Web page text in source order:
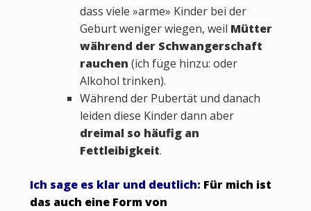
dass viele »arme» Kinder bei der
Geburt weniger wiegen, weil Mütter
während der Schwangerschaft
rauchen (ich füge hinzu: oder
Alkohol trinken).
Während der Pubertät und danach
leiden diese Kinder dann aber
dreimal so häufig an
Fettleibigkeit.
Ich sage es klar und deutlich: Für mich ist
das auch eine Form von